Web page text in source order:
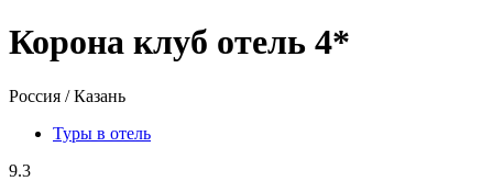
Корона клуб отель 4*
Россия / Казань
Туры в отель
9.3